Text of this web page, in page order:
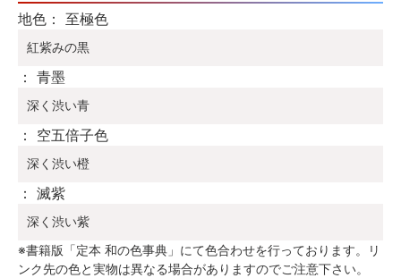
地色： 至極色
紅紫みの黒
： 青墨
深く渋い青
： 空五倍子色
深く渋い橙
： 滅紫
深く渋い紫
※書籍版「定本 和の色事典」にて色合わせを行っております。リ
ンク先の色と実物は異なる場合がありますのでご注意下さい。